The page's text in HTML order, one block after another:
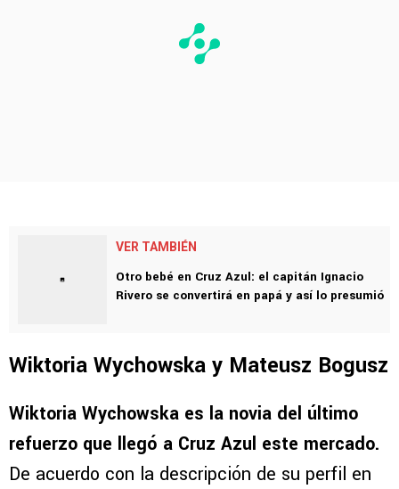
VER TAMBIÉN
Otro bebé en Cruz Azul: el capitán Ignacio
Rivero se convertirá en papá y así lo presumió
Wiktoria Wychowska y Mateusz Bogusz
Wiktoria Wychowska es la novia del último
refuerzo que llegó a Cruz Azul este mercado.
De acuerdo con la descripción de su perfil en